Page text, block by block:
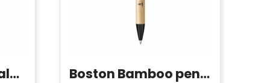
BOISEL - Houten balpen Boston Bamboo pennen